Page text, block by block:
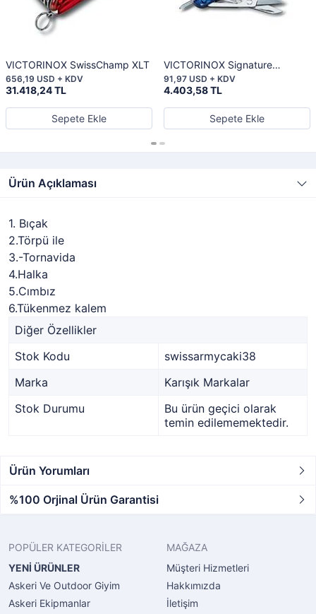
VICTORINOX SwissChamp XLT
31.418,24 TL
656,19 USD + KDV
Sepete Ekle
VICTORINOX Signature
Sapphire
4.403,58 TL
91,97 USD + KDV
Sepete Ekle
Ürün Açıklaması
1. Bıçak
2.Törpü ile
3.-Tornavida
4.Halka
5.Cımbız
6.Tükenmez kalem
Diğer Özellikler
Stok Kodu
swissarmycaki38
Marka
Karışık Markalar
Stok Durumu
Bu ürün geçici olarak
temin edilememektedir.
Ürün Yorumları
%100 Orjinal Ürün Garantisi
POPÜLER KATEGORİLER
YENİ ÜRÜNLER
Askeri Ve Outdoor Giyim
Askeri Ekipmanlar
MAĞAZA
Müşteri Hizmetleri
Hakkımızda
İletişim